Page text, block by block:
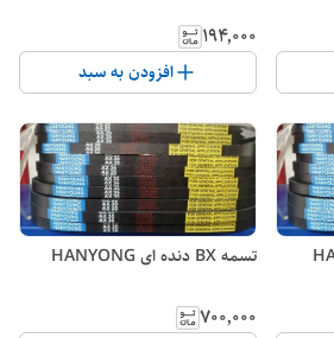
۱۹۴٬۰۰۰
افزودن به سبد
تسمه BX دنده ای HANYONG
۷۰۰٬۰۰۰